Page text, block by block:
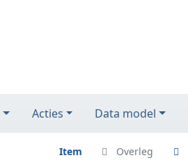
Acties Data model
Item Overleg